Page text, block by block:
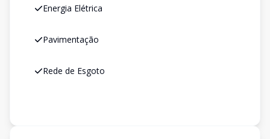
Energia Elétrica
Pavimentação
Rede de Esgoto